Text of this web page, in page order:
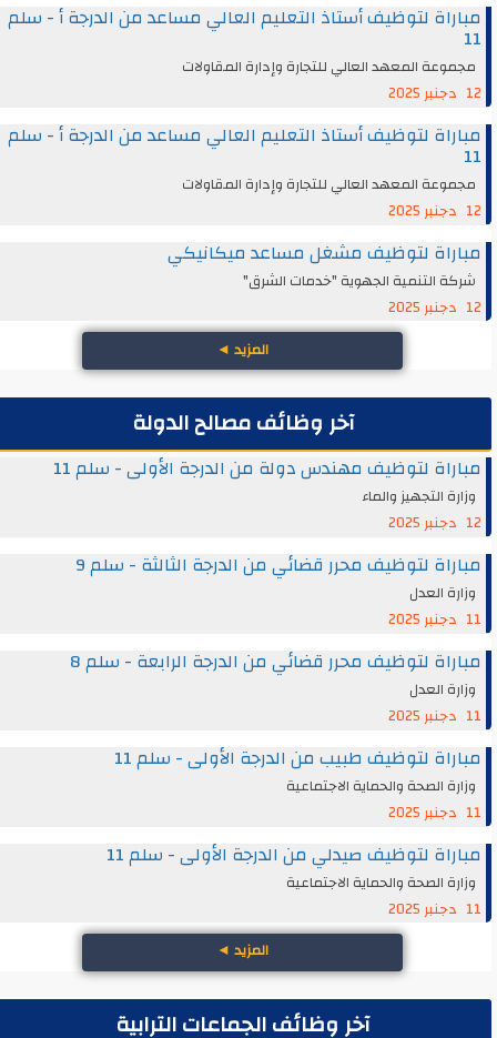
مباراة لتوظيف أستاذ التعليم العالي مساعد من الدرجة أ - سلم
11
مجموعة المعهد العالي للتجارة وإدارة المقاولات
12 دجنبر 2025
مباراة لتوظيف أستاذ التعليم العالي مساعد من الدرجة أ - سلم
11
مجموعة المعهد العالي للتجارة وإدارة المقاولات
12 دجنبر 2025
مباراة لتوظيف مشغل مساعد ميكانيكي
شركة التنمية الجهوية "خدمات الشرق"
12 دجنبر 2025
المزيد◄
آخر وظائف مصالح الدولة
مباراة لتوظيف مهندس دولة من الدرجة الأولى - سلم 11
وزارة التجهيز والماء
12 دجنبر 2025
مباراة لتوظيف محرر قضائي من الدرجة الثالثة - سلم 9
وزارة العدل
11 دجنبر 2025
مباراة لتوظيف محرر قضائي من الدرجة الرابعة - سلم 8
وزارة العدل
11 دجنبر 2025
مباراة لتوظيف طبيب من الدرجة الأولى - سلم 11
وزارة الصحة والحماية الاجتماعية
11 دجنبر 2025
مباراة لتوظيف صيدلي من الدرجة الأولى - سلم 11
وزارة الصحة والحماية الاجتماعية
11 دجنبر 2025
المزيد◄
آخر وظائف الجماعات الترابية